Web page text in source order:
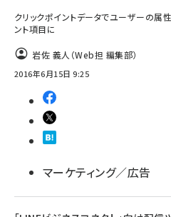
クリックポイントデータでユーザーの属
ント項目に
岩佐 義人（Web担 編集部）
2016年6月15日 9:25
マーケティング／広告